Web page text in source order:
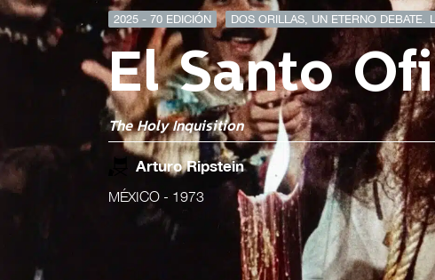
2025 - 70 EDICIÓN DOS ORILLAS, UN ETERNO DEBATE.
El Santo
The Holy Inquisition
Arturo Ripstein
MÉXICO - 1973